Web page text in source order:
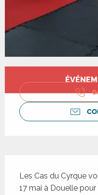
Ouverture et
Les Cas du Cyrque
17 mai à Douelle